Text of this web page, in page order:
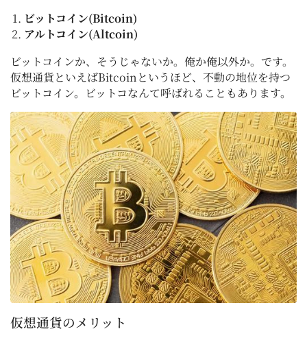
ビットコイン(Bitcoin)
アルトコイン(Altcoin)
ビットコインか、そうじゃないか。俺か俺以外か。です。
仮想通貨といえばBitcoinというほど、不動の地位を持つ
ビットコイン。ビットコなんて呼ばれることもあります。
仮想通貨のメリット